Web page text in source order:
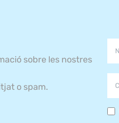
sobre les nostres
o spam.